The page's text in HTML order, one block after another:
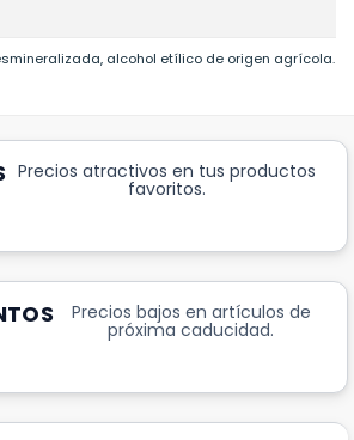
alcohol etílico de origen agrícola.
Precios atractivos en tus productos
favoritos.
Precios bajos en artículos de
próxima caducidad.